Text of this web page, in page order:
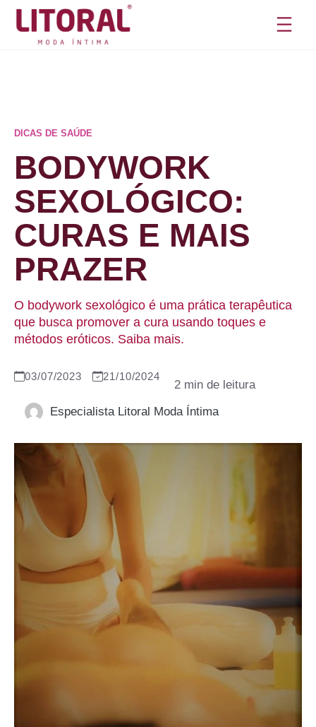
Pular
DICAS DE SAÚDE
BODYWORK
SEXOLÓGICO:
CURAS E MAIS
PRAZER
O bodywork sexológico é uma prática terapêutica
que busca promover a cura usando toques e
métodos eróticos. Saiba mais.
03/07/2023 21/10/2024
Especialista Litoral Moda Íntima